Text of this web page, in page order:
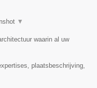
▼
waarin al uw
plaatsbeschrijving,